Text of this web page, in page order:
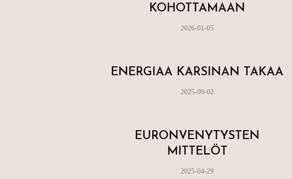
KOHOTTAMAAN
2026-01-05
ENERGIAA KARSINAN TAKAA
2025-09-02
EURONVENYTYSTEN
MITTELÖT
2025-04-29